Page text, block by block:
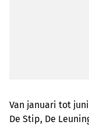
Van januari tot
De Stip, De